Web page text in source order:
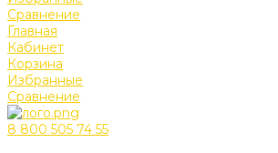
Сравнение
Главная
Кабинет
Корзина
Избранные
Сравнение
8 800 505 74 55